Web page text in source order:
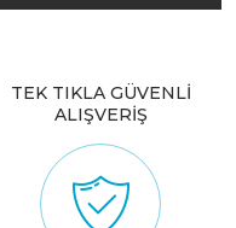
TEK TIKLA GÜVENLİ
ALIŞVERİŞ